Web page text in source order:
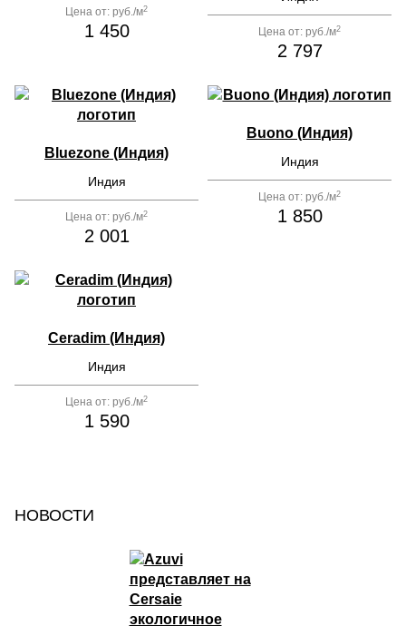
Цена от:
1 450
руб./м2
Цена от:
2 797
руб./м2
Bluezone (Индия)
Индия
Цена от:
2 001
руб./м2
Buono (Индия)
Индия
Цена от:
1 850
руб./м2
Ceradim (Индия)
Индия
Цена от:
1 590
руб./м2
НОВОСТИ